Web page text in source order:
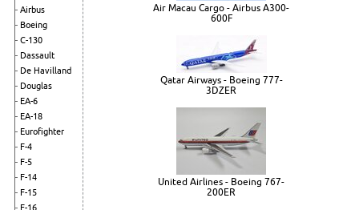
Airbus
Boeing
C-130
Dassault
De Havilland
Douglas
EA-6
EA-18
Eurofighter
F-4
F-5
F-14
F-15
F-16
Air Macau Cargo - Airbus A300-
600F
Qatar Airways - Boeing 777-
3DZER
United Airlines - Boeing 767-
200ER